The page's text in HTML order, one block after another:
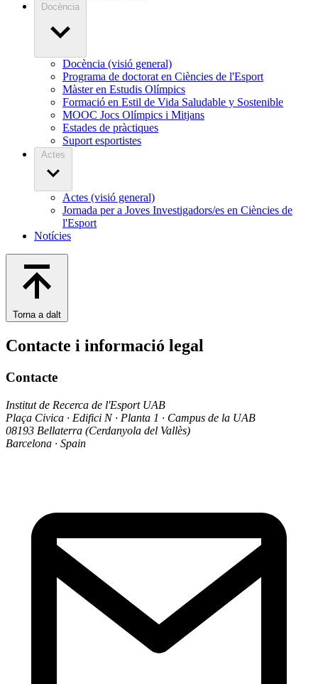
Docència
Docència (visió general)
Programa de doctorat en Ciències de l'Esport
Màster en Estudis Olímpics
Formació en Estil de Vida Saludable y Sostenible
MOOC Jocs Olímpics i Mitjans
Estades de pràctiques
Suport esportistes
Actes
Actes (visió general)
Jornada per a Joves Investigadors/es en Ciències de
l'Esport
Notícies
Torna a dalt
Contacte i informació legal
Contacte
Institut de Recerca de l'Esport UAB
Plaça Civica · Edifici N · Planta 1 · Campus de la UAB
08193 Bellaterra (Cerdanyola del Vallès)
Barcelona · Spain